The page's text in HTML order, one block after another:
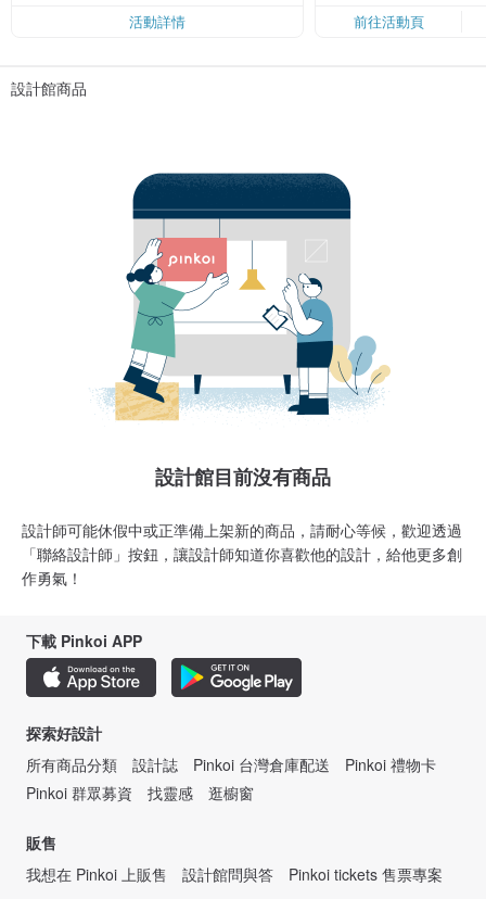
活動詳情
前往活動頁
設計館商品
設計館目前沒有商品
設計師可能休假中或正準備上架新的商品，請耐心等候，歡迎透過
「聯絡設計師」按鈕，讓設計師知道你喜歡他的設計，給他更多創
作勇氣！
下載 Pinkoi APP
探索好設計
所有商品分類
設計誌 Pinkoi 台灣倉庫配送
Pinkoi 禮物卡
Pinkoi 群眾募資
找靈感 逛櫥窗
販售
我想在 Pinkoi 上販售
設計館問與答 Pinkoi tickets 售票專案